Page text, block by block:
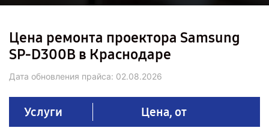
Цена ремонта проектора Samsung
SP-D300B в Краснодаре
Дата обновления прайса: 02.08.2026
Услуги Цена, от